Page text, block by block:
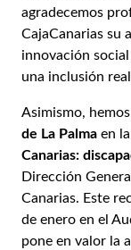
agradecemos
CajaCanarias su
innovación
una inclusión
Asimismo,
de La Palma en
Canarias:
Dirección
Canarias. Este
de enero en el
pone en valor la